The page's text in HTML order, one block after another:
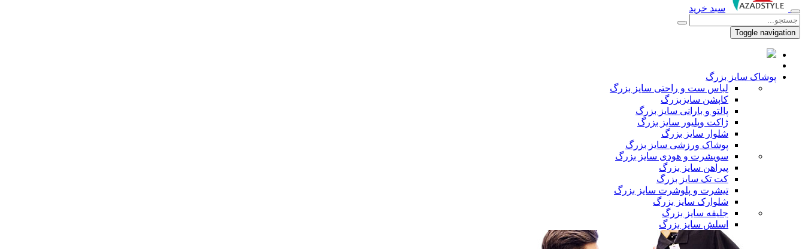
سبد خرید
Toggle navigation
پوشاک سایز بزرگ
لباس ست و راحتی سایز بزرگ
کاپشن سایزبزرگ
پالتو و بارانی سایز بزرگ
ژاکت وپلیور سایز بزرگ
شلوار سایز بزرگ
پوشاک ورزشی سایز بزرگ
سویشرت و هودی سایز بزرگ
پیراهن سایز بزرگ
کت تک سایز بزرگ
تیشرت و پلوشرت سایز بزرگ
شلوارک سایز بزرگ
جلیقه سایز بزرگ
اسلش سایز بزرگ